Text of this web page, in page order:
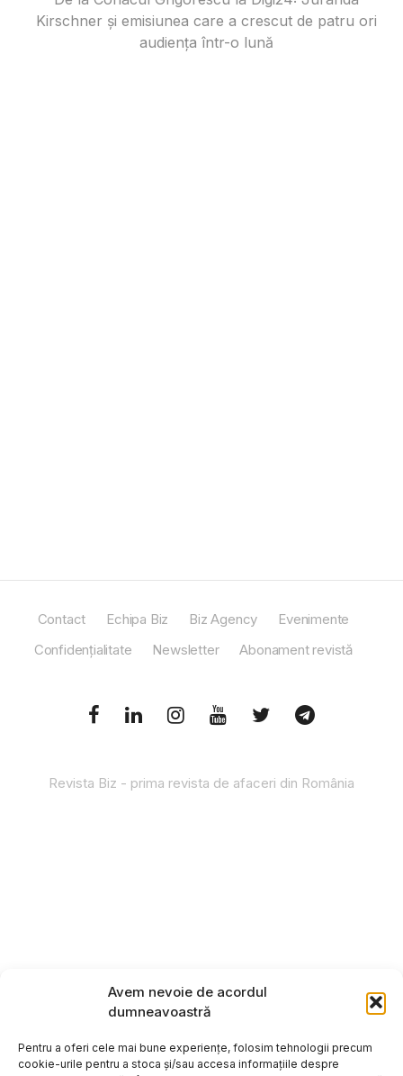
Avem nevoie de acordul
dumneavoastră
Pentru a oferi cele mai bune experiențe, folosim tehnologii precum
cookie-urile pentru a stoca și/sau accesa informațiile despre
Kirschner și emisiunea care a crescut de patru ori
audiența într-o lună
Contact Echipa Biz Biz Agency
Evenimente
Confidențialitate
Newsletter Abonament revistă
Revista Biz - prima revista de afaceri din România